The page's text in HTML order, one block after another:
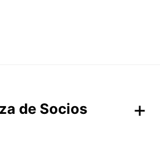
de Socios